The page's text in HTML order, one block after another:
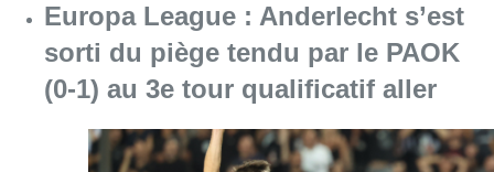
Europa League : Anderlecht s’est
sorti du piège tendu par le PAOK
(0-1) au 3e tour qualificatif aller